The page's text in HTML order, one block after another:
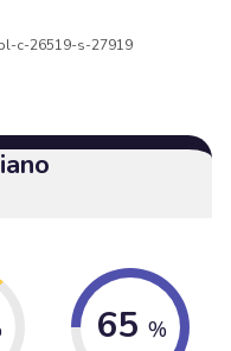
c-26519-s-27919
65 %